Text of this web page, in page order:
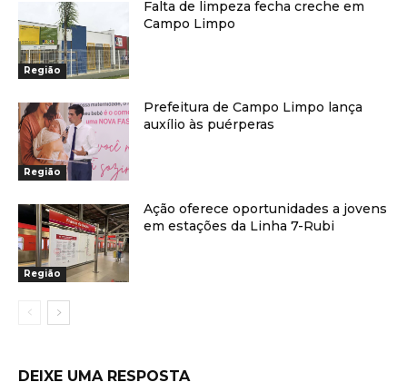
Região
Falta de limpeza fecha creche em
Campo Limpo
Região
Prefeitura de Campo Limpo lança
auxílio às puérperas
Região
Ação oferece oportunidades a jovens
em estações da Linha 7-Rubi
DEIXE UMA RESPOSTA